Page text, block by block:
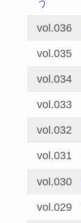
vol.036
vol.035
vol.034
vol.033
vol.032
vol.031
vol.030
vol.029